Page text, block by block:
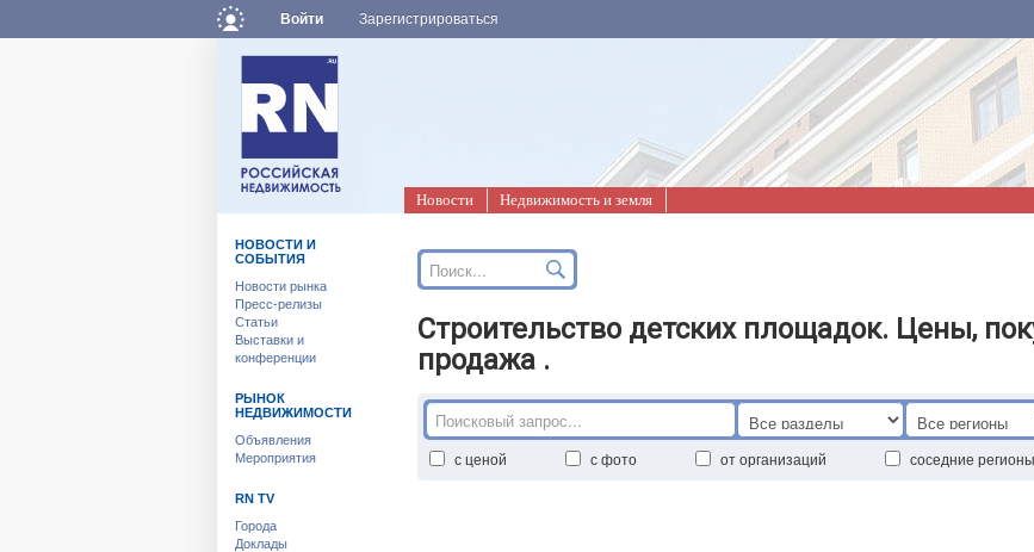
Войти Зарегистрироваться
Новости Недвижимость и земля
Строительство детских площадок. Цены,
продажа .
с ценой с фото от организаций соседние регионы
НОВОСТИ И
СОБЫТИЯ
Новости рынка
Пресс-релизы
Статьи
Выставки и
конференции
РЫНОК
НЕДВИЖИМОСТИ
Объявления
Мероприятия
RN TV
Города
Доклады